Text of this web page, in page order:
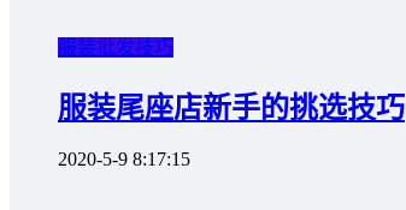
服装批发技巧
服装尾座店新手的挑选技巧
2020-5-9 8:17:15